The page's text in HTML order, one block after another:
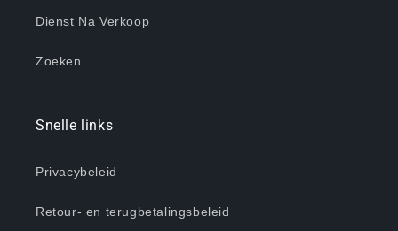
Dienst Na Verkoop
Zoeken
Snelle links
Privacybeleid
Retour- en terugbetalingsbeleid